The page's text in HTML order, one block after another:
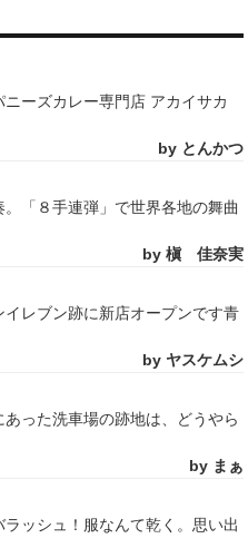
ーズカレー専門店 アカイサカ
by とんかつ
。「８手連弾」で世界各地の舞曲
by 槇 佳奈実
レブン跡に新店オープンです青
by ヤスケムシ
った洗車場の跡地は、どうやら
by まぁ
ッシュ！服なんて乾く。思い出